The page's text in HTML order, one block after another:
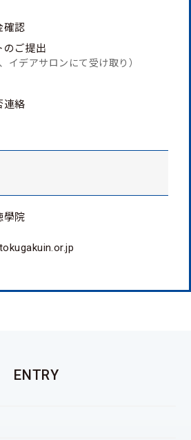
確認
ご提出
イデアサロンにて受け取り）
連絡
學院
ENTRY